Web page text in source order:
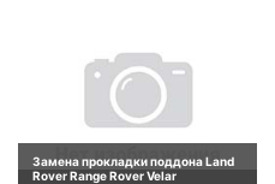
Замена прокладки поддона Land
Rover Range Rover Velar